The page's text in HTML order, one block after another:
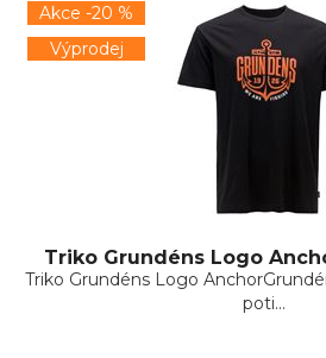
Akce -20 %
Výprodej
Triko Grundéns Logo
Triko Grundéns Logo
poti...